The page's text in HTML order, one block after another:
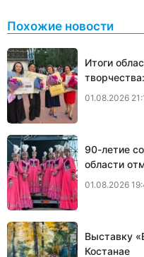
Похожие новости
Итоги
01.08.2026
90-летие
области
01.08.2026
Выставку
Костанае